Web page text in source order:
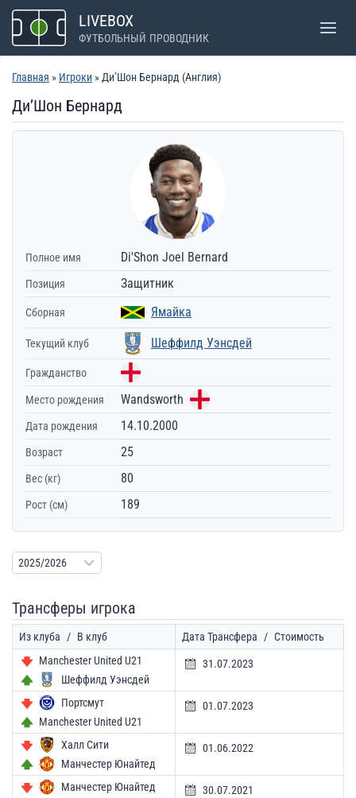
Перейти
содержимому
LIVEBOX
ФУТБОЛЬНЫЙ ПРОВОДНИК
Главная » Игроки » Ди’Шон Бернард (Англия)
Ди’Шон Бернард
Полное имя Di'Shon Joel Bernard
Позиция Защитник
Сборная Ямайка
Текущий клуб Шеффилд Уэнсдей
Гражданство
Место рождения Wandsworth
Дата рождения 14.10.2000
Возраст 25
Вес (кг) 80
Рост (см) 189
Трансферы игрока
Из клуба / В клуб Дата Трансфера / Стоимость
Manchester United U21
Шеффилд Уэнсдей
31.07.2023
Портсмут
Manchester United U21
01.07.2023
Халл Сити
Манчестер Юнайтед
01.06.2022
Манчестер Юнайтед
30.07.2021